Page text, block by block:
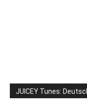
JUICEY Tunes: